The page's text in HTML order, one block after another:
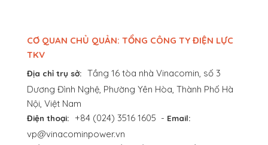
CƠ QUAN CHỦ QUẢN: TỔNG CÔNG TY ĐIỆN LỰC
TKV
Địa chỉ trụ sở: Tầng 16 tòa nhà Vinacomin, số 3
Dương Đình Nghệ, Phường Yên Hòa, Thành Phố Hà
Nội, Việt Nam
Điện thoại: +84 (024) 3516 1605 - Email:
vp@vinacominpower.vn